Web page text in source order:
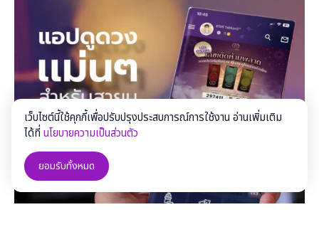
เว็บไซต์นี้ใช้คุกกี้เพื่อปรับปรุงประสบการณ์การใช้งาน อ่านเพิ่มเติม
ได้ที่นโยบายความเป็นส่วนตัว
ยอมรับทั้งหมด